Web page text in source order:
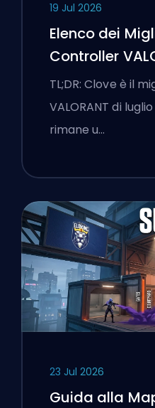
19 Jul 2026
Elenco dei
Controller
TL;DR: Clove è il
VALORANT di
rimane u…
23 Jul 2026
Guida alla